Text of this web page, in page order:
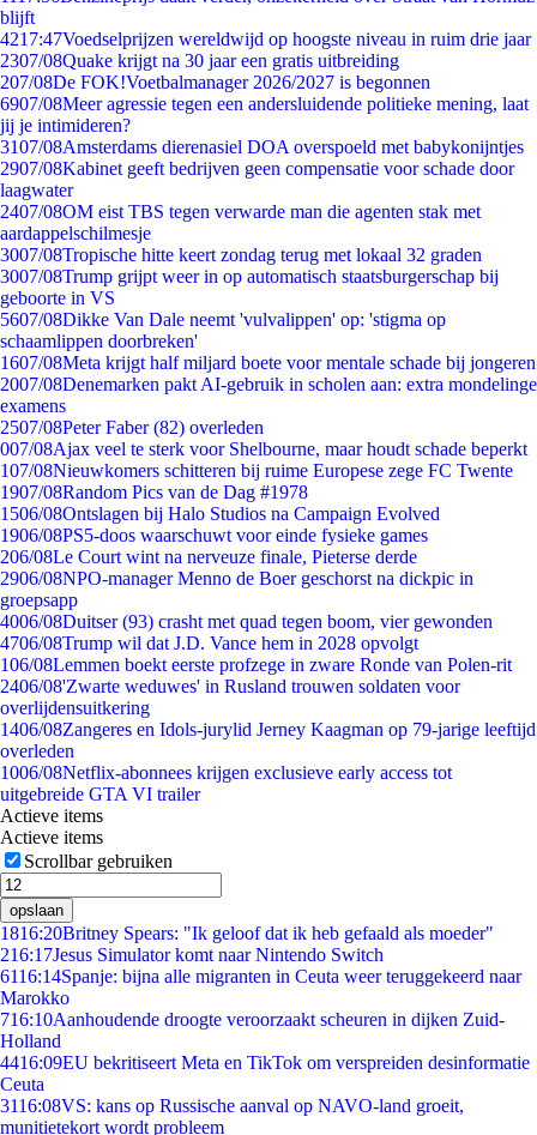
blijft
4217:47Voedselprijzen wereldwijd op hoogste niveau in ruim drie jaar
2307/08Quake krijgt na 30 jaar een gratis uitbreiding
207/08De FOK!Voetbalmanager 2026/2027 is begonnen
6907/08Meer agressie tegen een andersluidende politieke mening, laat
jij je intimideren?
3107/08Amsterdams dierenasiel DOA overspoeld met babykonijntjes
2907/08Kabinet geeft bedrijven geen compensatie voor schade door
laagwater
2407/08OM eist TBS tegen verwarde man die agenten stak met
aardappelschilmesje
3007/08Tropische hitte keert zondag terug met lokaal 32 graden
3007/08Trump grijpt weer in op automatisch staatsburgerschap bij
geboorte in VS
5607/08Dikke Van Dale neemt 'vulvalippen' op: 'stigma op
schaamlippen doorbreken'
1607/08Meta krijgt half miljard boete voor mentale schade bij jongeren
2007/08Denemarken pakt AI-gebruik in scholen aan: extra mondelinge
examens
2507/08Peter Faber (82) overleden
007/08Ajax veel te sterk voor Shelbourne, maar houdt schade beperkt
107/08Nieuwkomers schitteren bij ruime Europese zege FC Twente
1907/08Random Pics van de Dag #1978
1506/08Ontslagen bij Halo Studios na Campaign Evolved
1906/08PS5-doos waarschuwt voor einde fysieke games
206/08Le Court wint na nerveuze finale, Pieterse derde
2906/08NPO-manager Menno de Boer geschorst na dickpic in
groepsapp
4006/08Duitser (93) crasht met quad tegen boom, vier gewonden
4706/08Trump wil dat J.D. Vance hem in 2028 opvolgt
106/08Lemmen boekt eerste profzege in zware Ronde van Polen-rit
2406/08'Zwarte weduwes' in Rusland trouwen soldaten voor
overlijdensuitkering
1406/08Zangeres en Idols-jurylid Jerney Kaagman op 79-jarige leeftijd
overleden
1006/08Netflix-abonnees krijgen exclusieve early access tot
uitgebreide GTA VI trailer
Actieve items
Actieve items
Scrollbar gebruiken
opslaan
1816:20Britney Spears: "Ik geloof dat ik heb gefaald als moeder"
216:17Jesus Simulator komt naar Nintendo Switch
6116:14Spanje: bijna alle migranten in Ceuta weer teruggekeerd naar
Marokko
716:10Aanhoudende droogte veroorzaakt scheuren in dijken Zuid-
Holland
4416:09EU bekritiseert Meta en TikTok om verspreiden desinformatie
Ceuta
3116:08VS: kans op Russische aanval op NAVO-land groeit,
munitietekort wordt probleem